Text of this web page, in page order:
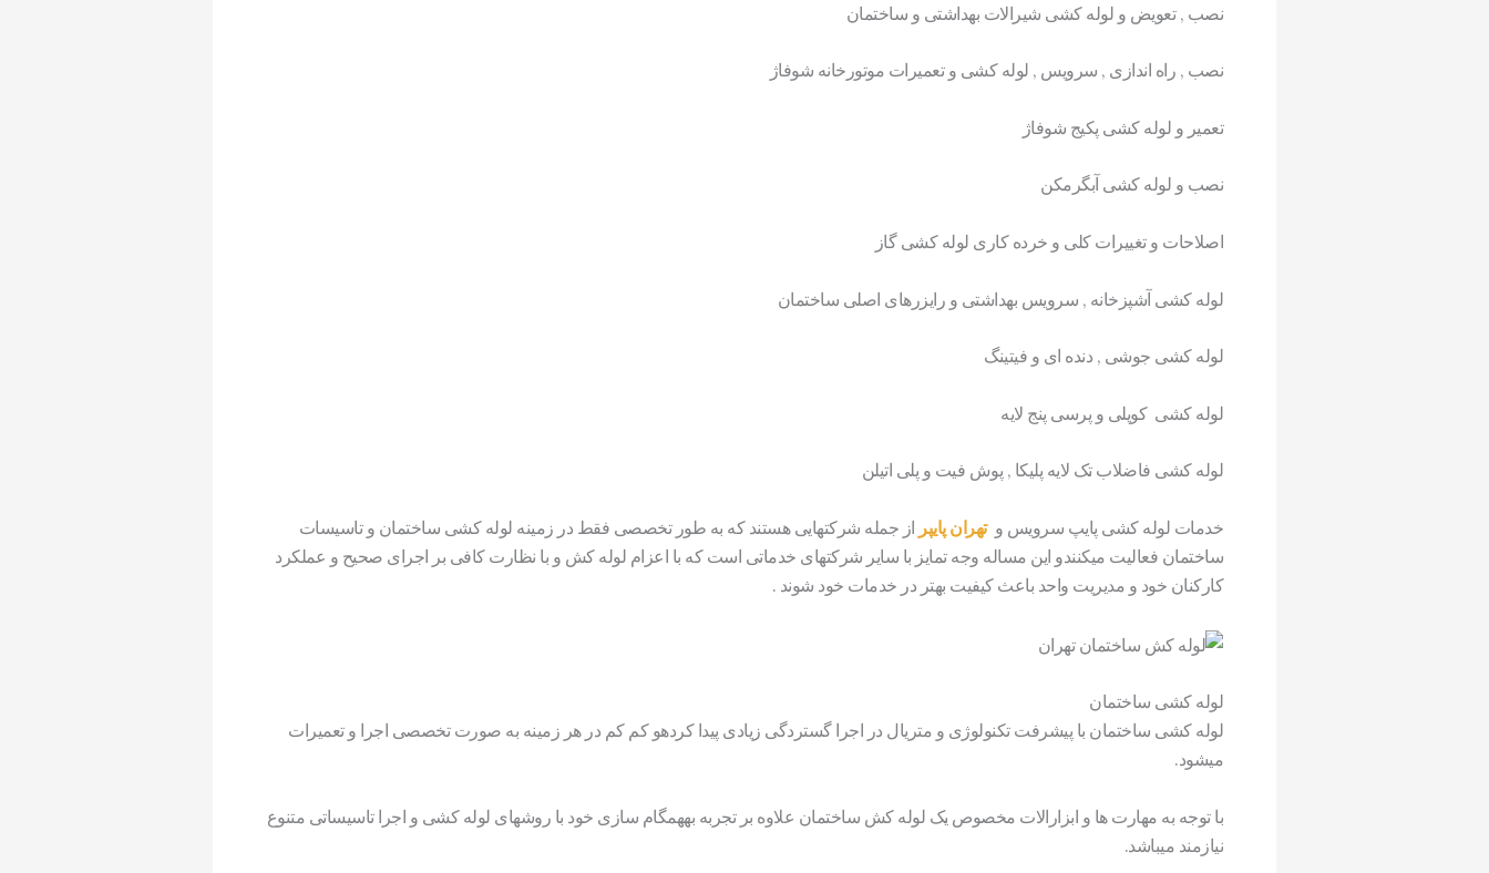
نصب , تعویض و لوله کشی شیرالات بهداشتی و ساختمان
نصب , راه اندازی , سرویس , لوله کشی و تعمیرات موتورخانه شوفاژ
تعمیر و لوله کشی پکیج شوفاژ
نصب و لوله کشی آبگرمکن
اصلاحات و تغییرات کلی و خرده کاری لوله کشی گاز
لوله کشی آشپزخانه , سرویس بهداشتی و رایزرهای اصلی ساختمان
لوله کشی جوشی , دنده ای و فیتینگ
لوله کشی کوپلی و پرسی پنج لایه
لوله کشی فاضلاب تک لایه پلیکا , پوش فیت و پلی اتیلن
خدمات لوله کشی پایپ سرویس وتهران پایپر از جمله شرکتهایی هستند که به طور تخصصی فقط در زمینه لوله کشی ساختمان و تاسیسات
ساختمان فعالیت میکنندو این مساله وجه تمایز با سایر شرکتهای خدماتی است که با اعزام لوله کش و با نظارت کافی بر اجرای صحیح و عملکرد
کارکنان خود و مدیریت واحد باعث کیفیت بهتر در خدمات خود شوند .
لوله کشی ساختمان
لوله کشی ساختمان با پیشرفت تکنولوژی و متریال در اجرا گستردگی زیادی پیدا کردهو کم کم در هر زمینه به صورت تخصصی اجرا و تعمیرات
میشود.
با توجه به مهارت ها و ابزارالات مخصوص یک لوله کش ساختمان علاوه بر تجربه بههمگام سازی خود با روشهای لوله کشی و اجرا تاسیساتی متنوع
نیازمند میباشد.